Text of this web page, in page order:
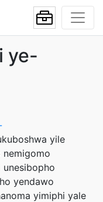
ye-
yile
yendawo
yimiphi yale